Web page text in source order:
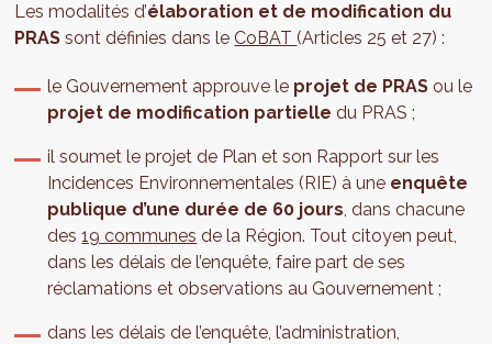
Les modalités d’élaboration et de modification du
PRAS sont définies dans leCoBAT(Articles 25 et 27) :
le Gouvernement approuve le projet de PRAS ou le
projet de modification partielle du PRAS ;
il soumet le projet de Plan et son Rapport sur les
Incidences Environnementales (RIE) à une enquête
publique d’une durée de 60 jours, dans chacune
des19 communes de la Région. Tout citoyen peut,
dans les délais de l’enquête, faire part de ses
réclamations et observations au Gouvernement ;
dans les délais de l’enquête, l’administration,